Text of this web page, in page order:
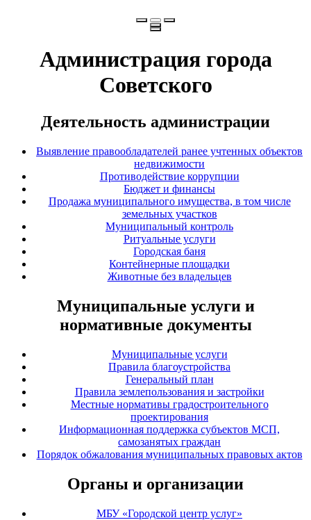
Администрация города
Советского
Деятельность администрации
Выявление правообладателей ранее учтенных объектов
недвижимости
Противодействие коррупции
Бюджет и финансы
Продажа муниципального имущества, в том числе
земельных участков
Муниципальный контроль
Ритуальные услуги
Городская баня
Контейнерные площадки
Животные без владельцев
Муниципальные услуги и
нормативные документы
Муниципальные услуги
Правила благоустройства
Генеральный план
Правила землепользования и застройки
Местные нормативы градостроительного
проектирования
Информационная поддержка субъектов МСП,
самозанятых граждан
Порядок обжалования муниципальных правовых актов
Органы и организации
МБУ «Городской центр услуг»